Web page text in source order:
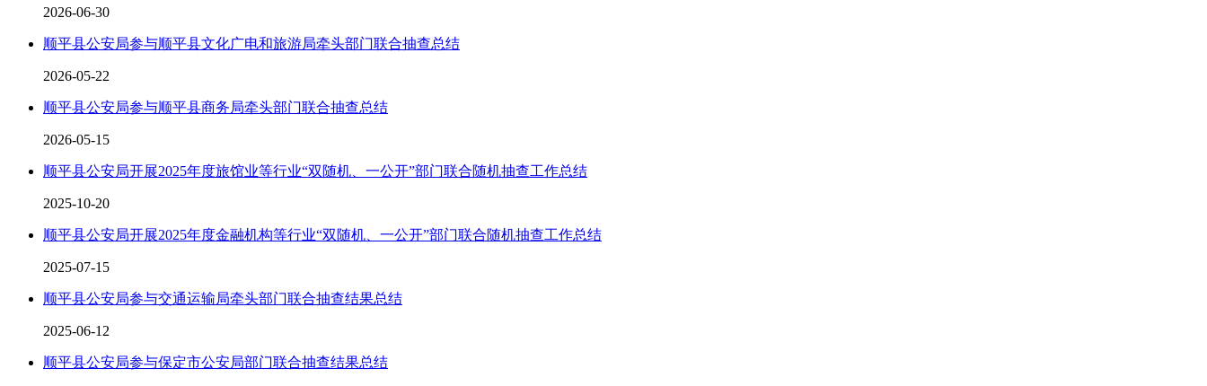
2026-06-30
顺平县公安局参与顺平县文化广电和旅游局牵头部门联合抽查总结
2026-05-22
顺平县公安局参与顺平县商务局牵头部门联合抽查总结
2026-05-15
顺平县公安局开展2025年度旅馆业等行业“双随机、一公开”部门联合随机抽查工作总结
2025-10-20
顺平县公安局开展2025年度金融机构等行业“双随机、一公开”部门联合随机抽查工作总结
2025-07-15
顺平县公安局参与交通运输局牵头部门联合抽查结果总结
2025-06-12
顺平县公安局参与保定市公安局部门联合抽查结果总结